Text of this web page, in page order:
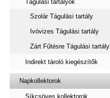
Tágulási tartályok
Szolár Tágulási tartály
Ivóvizes Tágulási tartály
Zárt Fűtésre Tágulási tartály
Indirekt tároló kiegészítők
Napkollektorok
Síkcsöves kollektorok